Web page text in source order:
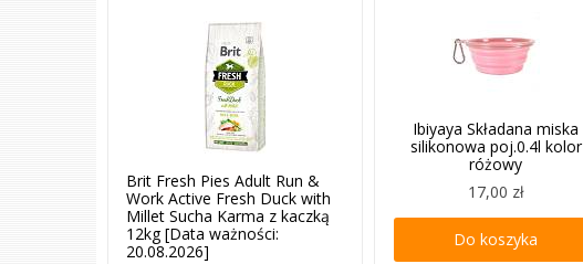
Ibiyaya Składana miska
silikonowa poj.0.4l kolor
różowy
17,00 zł
Do koszyka
Brit Fresh Pies Adult Run &
Work Active Fresh Duck with
Millet Sucha Karma z kaczką
12kg [Data ważności:
20.08.2026]